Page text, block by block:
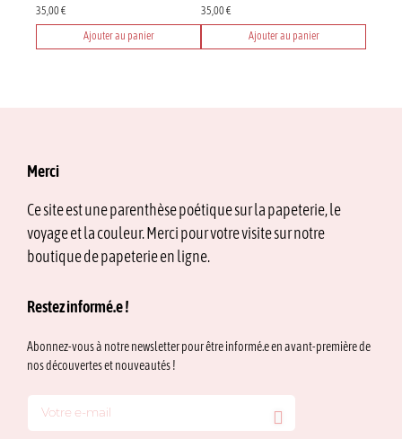
35,00€
Ajouter au panier
35,00€
Ajouter au panier
Merci
Ce site est une parenthèse poétique sur la papeterie, le
voyage et la couleur. Merci pour votre visite sur notre
boutique de papeterie en ligne.
Restez informé.e !
Abonnez-vous à notre newsletter pour être informé.e en avant-première de
nos découvertes et nouveautés !